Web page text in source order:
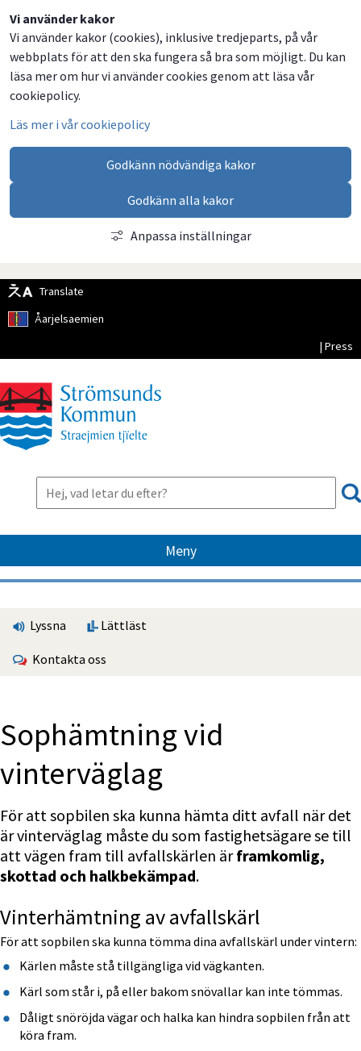
Vi använder kakor
Vi använder kakor (cookies), inklusive tredjeparts, på vår
webbplats för att den ska fungera så bra som möjligt. Du kan
läsa mer om hur vi använder cookies genom att läsa vår
cookiepolicy.
Läs mer i vår cookiepolicy
Godkänn nödvändiga kakor
Godkänn alla kakor
Anpassa inställningar
Translate
Åarjelsaemien
| Press
Meny
Lyssna Lättläst
Kontakta oss
Sophämtning vid
vinterväglag
För att sopbilen ska kunna hämta ditt avfall när det
är vinterväglag måste du som fastighetsägare se till
att vägen fram till avfallskärlen är framkomlig,
skottad och halkbekämpad.
Vinterhämtning av avfallskärl
För att sopbilen ska kunna tömma dina avfallskärl under vintern:
Kärlen måste stå tillgängliga vid vägkanten.
Kärl som står i, på eller bakom snövallar kan inte tömmas.
Dåligt snöröjda vägar och halka kan hindra sopbilen från att
köra fram.
Dela
på
Facebook
Dela
på
Twitter
Dela
på
LinkedIn
Dela
via
email